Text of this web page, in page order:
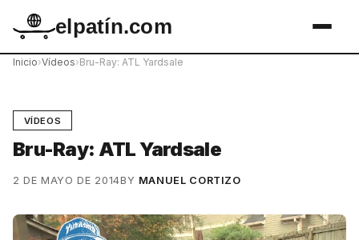
elpatín.com
Inicio›Vídeos›Bru-Ray: ATL Yardsale
VÍDEOS
Bru-Ray: ATL Yardsale
2 DE MAYO DE 2014BY MANUEL CORTIZO